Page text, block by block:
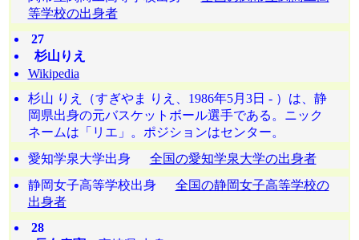
等学校の出身者
27
杉山りえ
Wikipedia
杉山 りえ（すぎやま りえ、1986年5月3日 - ）は、静
岡県出身の元バスケットボール選手である。ニック
ネームは「リエ」。ポジションはセンター。
愛知学泉大学出身 全国の愛知学泉大学の出身者
静岡女子高等学校出身 全国の静岡女子高等学校の
出身者
28